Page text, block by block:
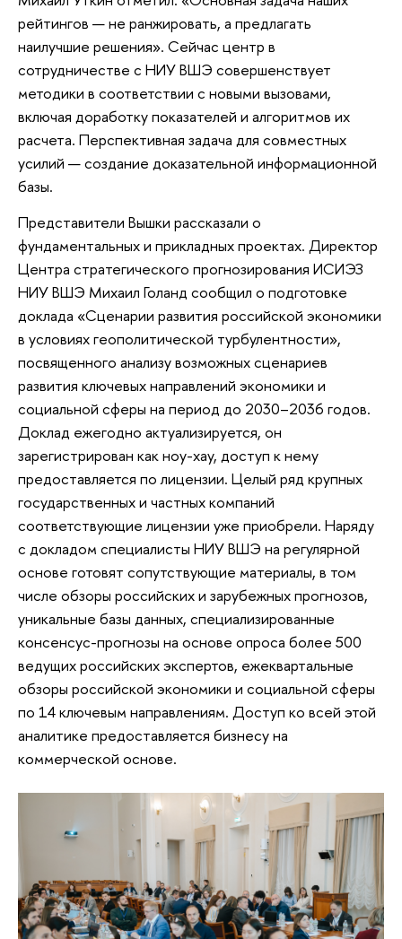
рейтингов — не ранжировать, а предлагать
наилучшие решения». Сейчас центр в
сотрудничестве с НИУ ВШЭ совершенствует
методики в соответствии с новыми вызовами,
включая доработку показателей и алгоритмов их
расчета. Перспективная задача для совместных
усилий — создание доказательной информационной
базы.
Представители Вышки рассказали о
фундаментальных и прикладных проектах. Директор
Центра стратегического прогнозирования ИСИЭЗ
НИУ ВШЭ Михаил Голанд сообщил о подготовке
доклада «Сценарии развития российской экономики
в условиях геополитической турбулентности»,
посвященного анализу возможных сценариев
развития ключевых направлений экономики и
социальной сферы на период до 2030–2036 годов.
Доклад ежегодно актуализируется, он
зарегистрирован как ноу-хау, доступ к нему
предоставляется по лицензии. Целый ряд крупных
государственных и частных компаний
соответствующие лицензии уже приобрели. Наряду
с докладом специалисты НИУ ВШЭ на регулярной
основе готовят сопутствующие материалы, в том
числе обзоры российских и зарубежных прогнозов,
уникальные базы данных, специализированные
консенсус-прогнозы на основе опроса более 500
ведущих российских экспертов, ежеквартальные
обзоры российской экономики и социальной сферы
по 14 ключевым направлениям. Доступ ко всей этой
аналитике предоставляется бизнесу на
коммерческой основе.